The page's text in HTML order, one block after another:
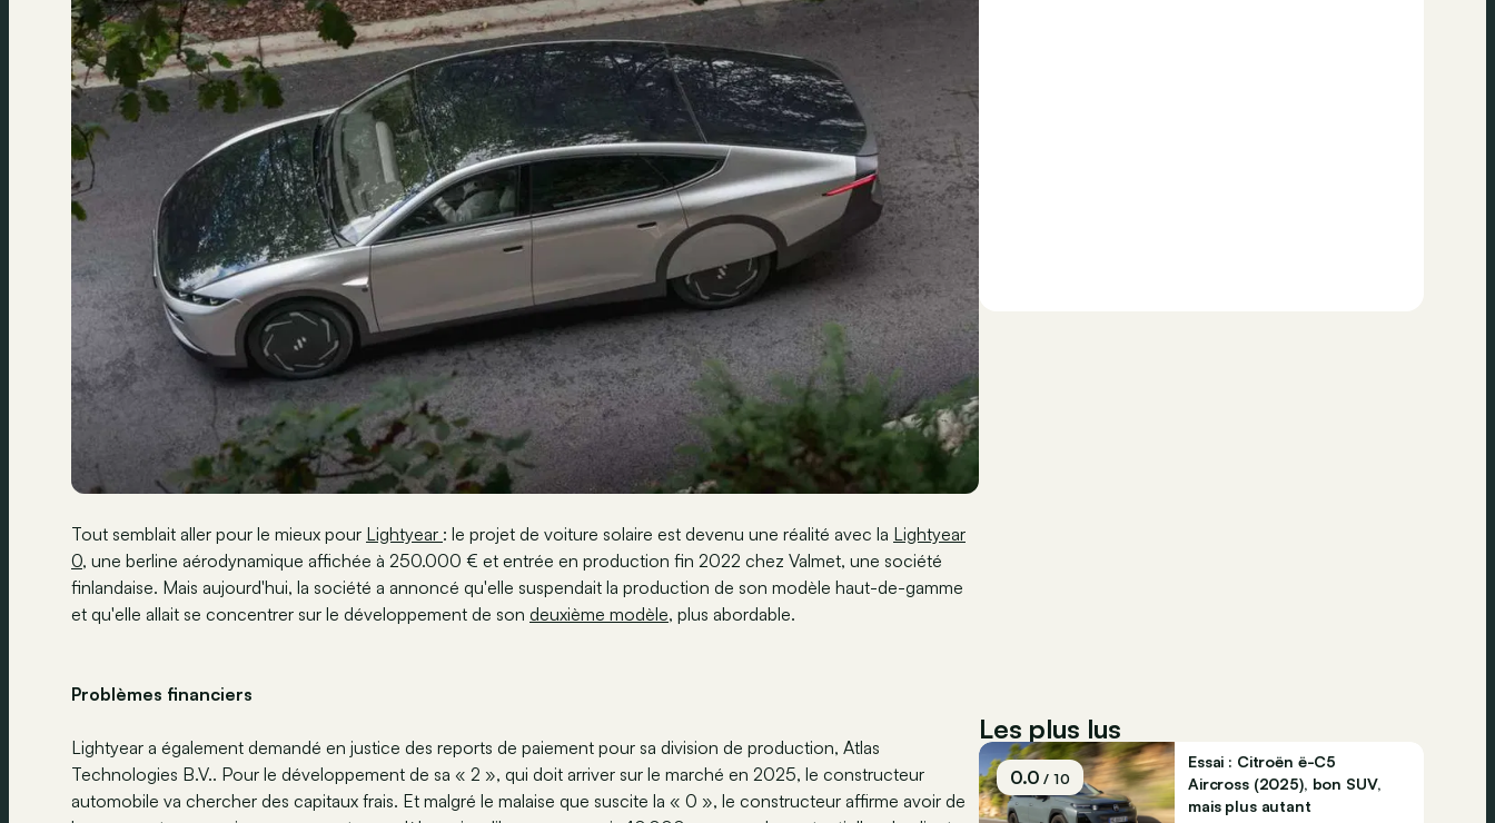
Tout semblait aller pour le mieux pour Lightyear : le projet de voiture solaire est devenu une réalité avec la Lightyear
0, une berline aérodynamique affichée à 250.000 € et entrée en production fin 2022 chez Valmet, une société
finlandaise. Mais aujourd'hui, la société a annoncé qu'elle suspendait la production de son modèle haut-de-gamme
et qu'elle allait se concentrer sur le développement de son deuxième modèle, plus abordable.
Problèmes financiers
Lightyear a également demandé en justice des reports de paiement pour sa division de production, Atlas
Technologies B.V.. Pour le développement de sa « 2 », qui doit arriver sur le marché en 2025, le constructeur
automobile va chercher des capitaux frais. Et malgré le malaise que suscite la « 0 », le constructeur affirme avoir de
Les plus lus
0.0/ 10
Essai : Citroën ë-C5
Aircross (2025), bon SUV,
mais plus autant